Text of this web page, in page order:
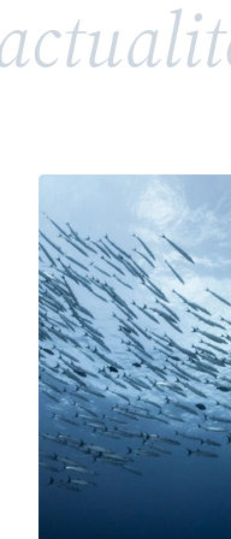
répandue, soulève
complexes en
même famille,
marque nécessite